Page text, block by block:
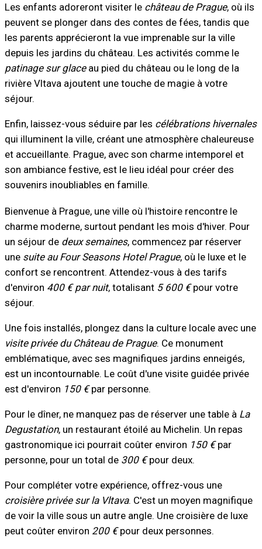
Les enfants adoreront visiter le château de Prague, où ils
peuvent se plonger dans des contes de fées, tandis que
les parents apprécieront la vue imprenable sur la ville
depuis les jardins du château. Les activités comme le
patinage sur glaceau pied du château ou le long de la
rivière Vltava ajoutent une touche de magie à votre
séjour.
Enfin, laissez-vous séduire par les célébrations hivernales
qui illuminent la ville, créant une atmosphère chaleureuse
et accueillante. Prague, avec son charme intemporel et
son ambiance festive, est le lieu idéal pour créer des
souvenirs inoubliables en famille.
Bienvenue à Prague, une ville où l'histoire rencontre le
charme moderne, surtout pendant les mois d'hiver. Pour
un séjour de deux semaines, commencez par réserver
une suite au Four Seasons Hotel Prague, où le luxe et le
confort se rencontrent. Attendez-vous à des tarifs
d'environ 400 € par nuit, totalisant 5 600 €pour votre
séjour.
Une fois installés, plongez dans la culture locale avec une
visite privée du Château de Prague. Ce monument
emblématique, avec ses magnifiques jardins enneigés,
est un incontournable. Le coût d'une visite guidée privée
est d'environ 150 €par personne.
Pour le dîner, ne manquez pas de réserver une table à La
Degustation, un restaurant étoilé au Michelin. Un repas
gastronomique ici pourrait coûter environ 150 €par
personne, pour un total de 300 €pour deux.
Pour compléter votre expérience, offrez-vous une
croisière privée sur la Vltava. C'est un moyen magnifique
de voir la ville sous un autre angle. Une croisière de luxe
peut coûter environ 200 €pour deux personnes.